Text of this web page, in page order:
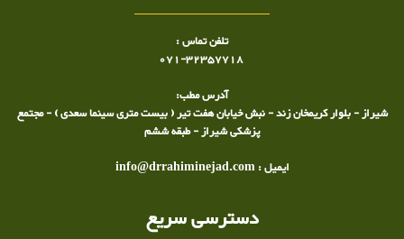
تلفن تماس :
071-32357718
آدرس مطب:
شیراز - بلوار کریمخان زند - نبش خیابان هفت تیر ( بیست متری سینما سعدی ) - مجتمع
پزشکی شیراز - طبقه ششم
ایمیل : info@drrahiminejad.com
دسترسی سریع